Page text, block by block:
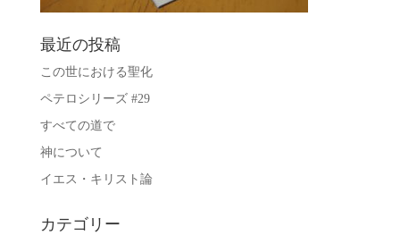
最近の投稿
この世における聖化
ペテロシリーズ #29
すべての道で
神について
イエス・キリスト論
カテゴリー